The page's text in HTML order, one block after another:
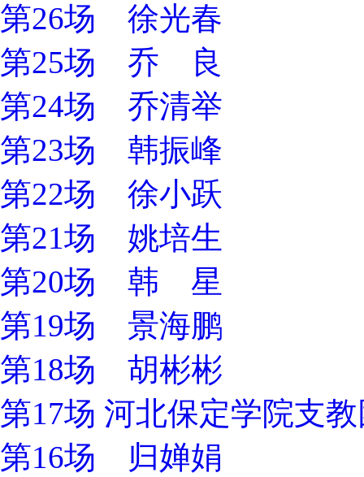
第26场 徐光春
第25场 乔 良
第24场 乔清举
第23场 韩振峰
第22场 徐小跃
第21场 姚培生
第20场 韩 星
第19场 景海鹏
第18场 胡彬彬
第17场 河北保定学院支
第16场 归婵娟